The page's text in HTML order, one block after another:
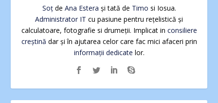
Soțde Ana Estera și tată de Timo si Iosua.
Administrator IT cu pasiune pentru rețelistică și
calculatoare, fotografie si drumeții. Implicat in consiliere
creștină dar și în ajutarea celor care fac mici afaceri prin
informații dedicate lor.